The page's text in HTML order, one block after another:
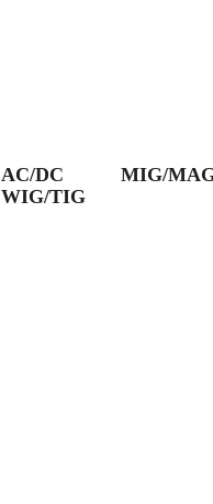
AC/DC
WIG/TIG
MIG/